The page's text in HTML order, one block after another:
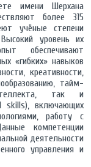
имени Шерхана
более 315
учёные степени
уровень их
обеспечивают
«гибких» навыков
креативности,
тайм-
так и
skills), включающих
работу с
компетенции
деятельности
управления и